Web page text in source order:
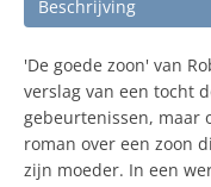
Beschrijving
'De goede zoon' van
verslag van een tocht
gebeurtenissen, maar
roman over een zoon
zijn moeder. In een